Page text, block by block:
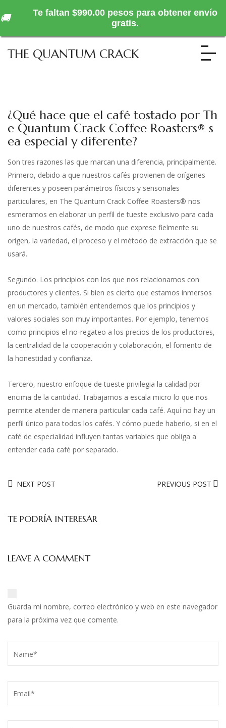
THE QUANTUM CRACK
¿Qué hace que el café tostado por Th
e Quantum Crack Coffee Roasters® s
ea especial y diferente?
Son tres razones las que marcan una diferencia, principalmente.
Primero, debido a que nuestros cafés provienen de orígenes
diferentes y poseen parámetros físicos y sensoriales
particulares, en The Quantum Crack Coffee Roasters® nos
esmeramos en elaborar un perfil de tueste exclusivo para cada
uno de nuestros cafés, de modo que exprese fielmente su
origen, la variedad, el proceso y el método de extracción que se
usará.
Segundo. Los principios con los que nos relacionamos con
productores y clientes. Si bien es cierto que estamos inmersos
en un mercado, también entendemos que los principios y
valores sociales son muy importantes. Por ejemplo, tenemos
como principios el no-regateo a los precios de los productores,
la centralidad de la cooperación y colaboración, el fomento de
la honestidad y confianza.
Tercero, nuestro enfoque de tueste privilegia la calidad por
encima de la cantidad. Trabajamos a escala micro lo que nos
permite atender de manera particular cada café. Aquí no hay un
perfil único para todos los cafés. Y cómo puede haberlo, si en el
café de especialidad influyen tantas variables que obliga a
entender cada café por separado.
NEXT POST PREVIOUS POST
TE PODRÍA INTERESAR
LEAVE A COMMENT
Guarda mi nombre, correo electrónico y web en este navegador
para la próxima vez que comente.
🚚
Te faltan $990.00 pesos para obtener envío
gratis.